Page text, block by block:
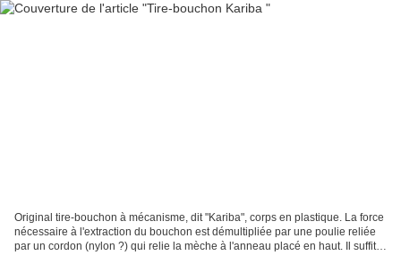
Original tire-bouchon à mécanisme, dit "Kariba", corps en plastique. La force
nécessaire à l'extraction du bouchon est démultipliée par une poulie reliée
par un cordon (nylon ?) qui relie la mèche à l'anneau placé en haut. Il suffit